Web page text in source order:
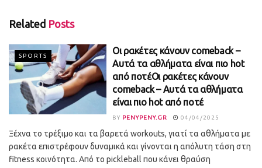
Related Posts
SPORTS
Οι ρακέτες κάνουν comeback –
Αυτά τα αθλήματα είναι πιο hot
από ποτέΟι ρακέτες κάνουν
comeback – Αυτά τα αθλήματα
είναι πιο hot από ποτέ
BY PENYPENY.GR 04/04/2025
Ξέχνα το τρέξιμο και τα βαρετά workouts, γιατί τα αθλήματα με
ρακέτα επιστρέφουν δυναμικά και γίνονται η απόλυτη τάση στη
fitness κοινότητα. Από το pickleball που κάνει θραύση